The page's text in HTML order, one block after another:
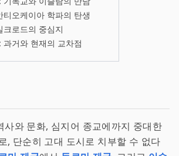
티오케이아 학파의 탄생
크로드의 중심지
과거와 현재의 교차점
와 문화, 심지어 종교에까지 중대한
, 단순히 고대 도시로 치부할 수 없다